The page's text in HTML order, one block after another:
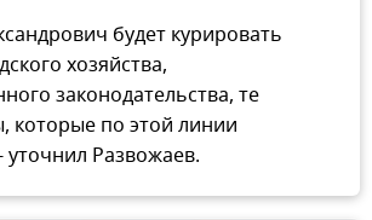
будет курировать
хозяйства,
законодательства, те
которые по этой линии
уточнил Развожаев.